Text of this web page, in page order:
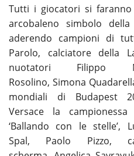
Tutti i giocatori si
arcobaleno simbolo
aderendo campioni di
Parolo, calciatore della
nuotatori Filippo
Rosolino, Simona
mondiali di Budapest
Versace la
‘Ballando con le stelle’,
Spal, Paolo Pizzo,